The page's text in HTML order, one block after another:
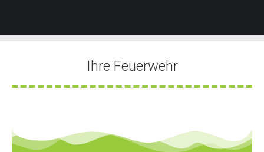
Ihre Feuerwehr
Sie befinden sich hier: